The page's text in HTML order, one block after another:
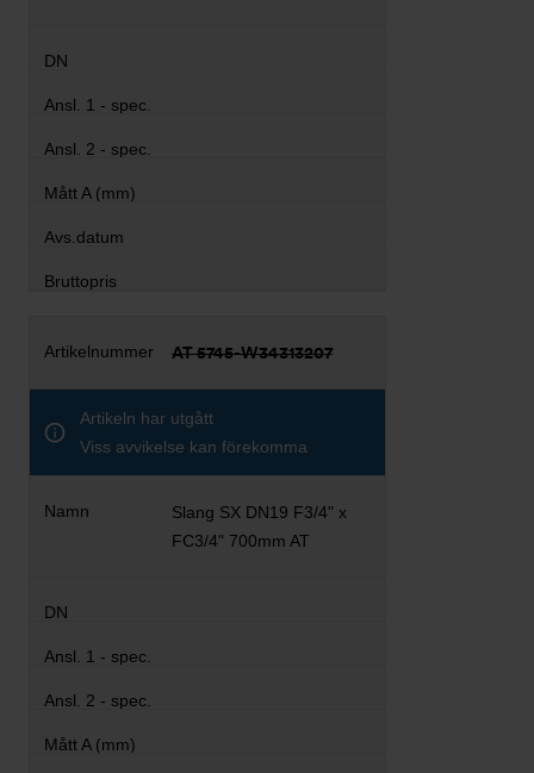
AT 5745-W34313207
Artikeln har utgått
Viss avvikelse kan förekomma
Slang SX DN19 F3/4" x
FC3/4" 700mm AT